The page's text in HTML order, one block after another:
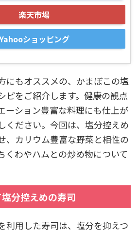
楽天市場
ショッピング
にもオススメの、かまぼこの塩
ピをご紹介します。健康の観点
ーション豊富な料理にも仕上が
ください。今回は、塩分控えめ
、カリウム豊富な野菜と相性の
くわやハムとの炒め物について
分控えめの寿司
利用した寿司は、塩分を抑えつ